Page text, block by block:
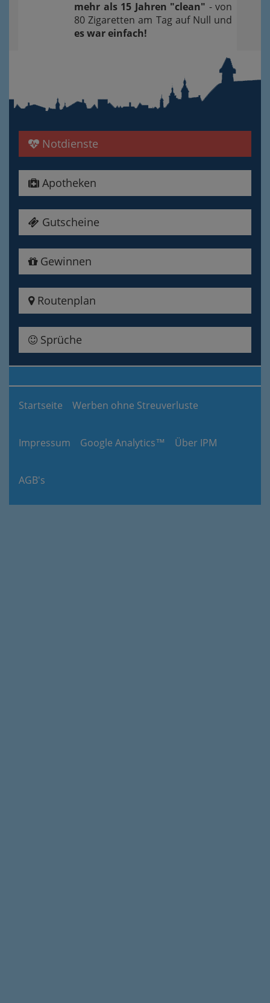
mehr als 15 Jahren "clean" - von
80 Zigaretten am Tag auf Null und
es war einfach!
Notdienste
Apotheken
Gutscheine
Gewinnen
Routenplan
Sprüche
Startseite Werben ohne Streuverluste
Impressum Google Analytics™ Über IPM
AGB's